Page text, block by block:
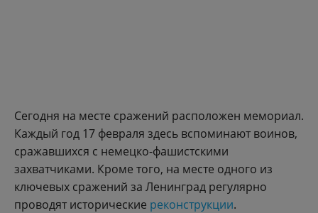
Сегодня на месте сражений расположен мемориал.
Каждый год 17 февраля здесь вспоминают воинов,
сражавшихся с немецко-фашистскими
захватчиками. Кроме того, на месте одного из
ключевых сражений за Ленинград регулярно
проводят исторические реконструкции.